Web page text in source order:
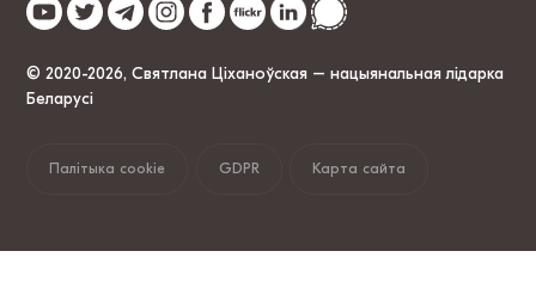
© 2020-2026, Святлана Ціханоўская – нацыянальная лідарка
Беларусі
Палітыка cookie GDPR Карта сайта